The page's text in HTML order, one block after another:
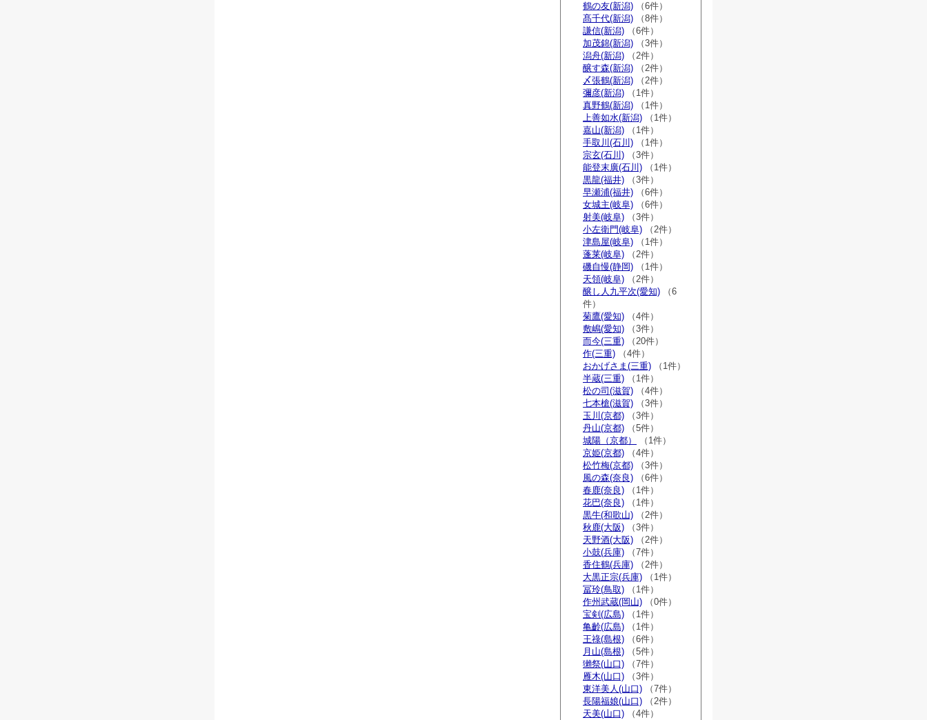
鶴の友(新潟) （6件）
髙千代(新潟) （8件）
謙信(新潟) （6件）
加茂錦(新潟) （3件）
潟舟(新潟) （2件）
醸す森(新潟) （2件）
〆張鶴(新潟) （2件）
彌彦(新潟) （1件）
真野鶴(新潟) （1件）
上善如水(新潟) （1件）
嘉山(新潟) （1件）
手取川(石川) （1件）
宗玄(石川) （3件）
能登末廣(石川) （1件）
黒龍(福井) （3件）
早瀬浦(福井) （6件）
女城主(岐阜) （6件）
射美(岐阜) （3件）
小左衛門(岐阜) （2件）
津島屋(岐阜) （1件）
蓬莱(岐阜) （2件）
磯自慢(静岡) （1件）
天領(岐阜) （2件）
醸し人九平次(愛知) （6
件）
菊鷹(愛知) （4件）
敷嶋(愛知) （3件）
而今(三重) （20件）
作(三重) （4件）
おかげさま(三重) （1件）
半蔵(三重) （1件）
松の司(滋賀) （4件）
七本槍(滋賀) （3件）
玉川(京都) （3件）
丹山(京都) （5件）
城陽（京都）
（1件）
京姫(京都) （4件）
松竹梅(京都) （3件）
風の森(奈良) （6件）
春鹿(奈良) （1件）
花巴(奈良) （1件）
黒牛(和歌山) （2件）
秋鹿(大阪) （3件）
天野酒(大阪) （2件）
小鼓(兵庫) （7件）
香住鶴(兵庫) （2件）
大黒正宗(兵庫) （1件）
冨玲(鳥取) （1件）
作州武蔵(岡山) （0件）
宝剣(広島) （1件）
亀齡(広島) （1件）
王祿(島根) （6件）
月山(島根) （5件）
獺祭(山口) （7件）
雁木(山口) （3件）
東洋美人(山口) （7件）
長陽福娘(山口) （2件）
天美(山口) （4件）